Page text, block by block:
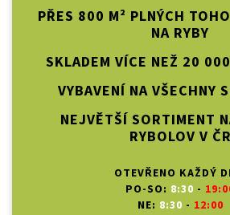
PŘES 800 M² PLNÝCH
NA RYBY
SKLADEM VÍCE NEŽ 20
VYBAVENÍ NA VŠECHNY
NEJVĚTŠÍ SORTIMENT
RYBOLOV V ČR
OTEVŘENO KAŽDÝ
PO-SO: 8:30 -
NE: 8:30 - 12:00